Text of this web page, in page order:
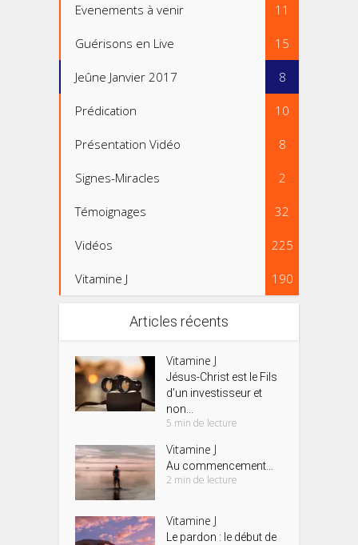
Evenements à venir 11
Guérisons en Live 15
Jeûne Janvier 2017 8
Prédication 10
Présentation Vidéo 8
Signes-Miracles 2
Témoignages 32
Vidéos 225
Vitamine J 190
Articles récents
Vitamine J
Jésus-Christ est le Fils
d’un investisseur et
non...
5 min de lecture
Vitamine J
Au commencement…
2 min de lecture
Vitamine J
Le pardon : le début de